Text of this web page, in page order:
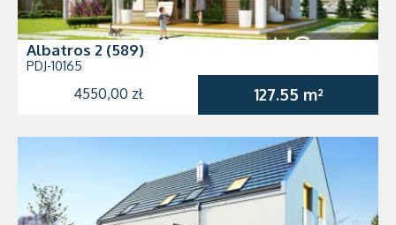
Albatros 2 (589)
PDJ-10165
4550,00 zł 127.55 m²